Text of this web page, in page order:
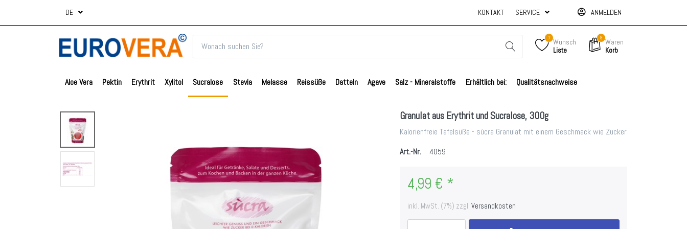
DE KONTAKT SERVICE ANMELDEN
7 Wunsch
Liste
9 Waren
Korb
Aloe Vera Pektin Erythrit Xylitol Sucralose Stevia Melasse Reissüße Datteln Agave Salz - Mineralstoffe Erhältlich bei: Qualitätsnachweise
Granulat aus Erythrit und Sucralose, 300g
Kalorienfreie Tafelsüße - sùcra Granulat mit einem Geschmack wie Zucker
Art.-Nr.
4059
4,99 € *
inkl. MwSt. (7%) zzgl. Versandkosten